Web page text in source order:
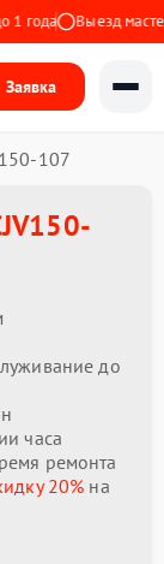
Выезд мастера
Заявка
107
до
часа
ремонта
20% на